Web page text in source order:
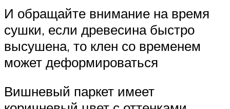
И обращайте внимание на время
сушки, если древесина быстро
высушена, то клен со временем
может деформироваться
Вишневый паркет имеет